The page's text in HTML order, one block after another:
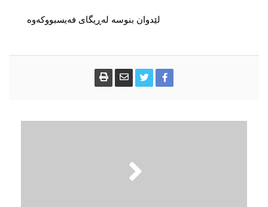
لێدوان بنوسە لەڕیگای فەیسبووکەوە